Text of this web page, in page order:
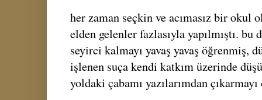
her zaman seçkin ve acımasız bir okul
elden gelenler fazlasıyla yapılmıştı. bu
seyirci kalmayı yavaş yavaş öğrenmiş,
işlenen suça kendi katkım üzerinde
yoldaki çabamı yazılarımdan